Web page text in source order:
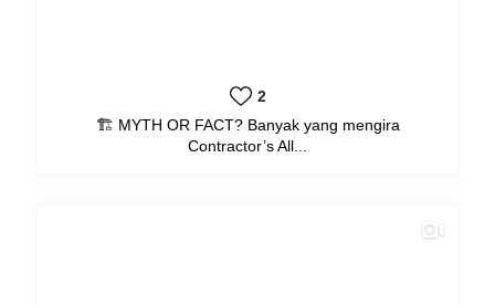
2
🏗️ MYTH OR FACT? Banyak yang mengira
Contractor’s All...